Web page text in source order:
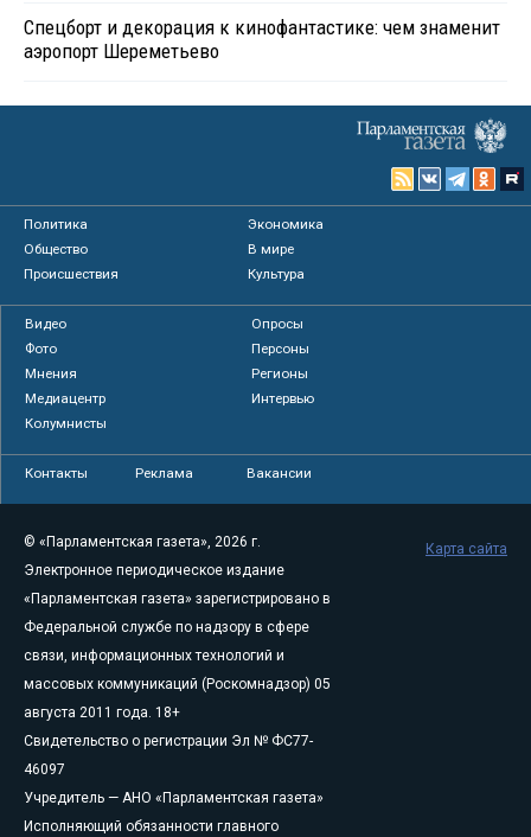
Спецборт и декорация к кинофантастике: чем знаменит
аэропорт Шереметьево
Политика
Экономика
Общество
В мире
Происшествия
Культура
Видео
Опросы
Фото
Персоны
Мнения
Регионы
Медиацентр
Интервью
Колумнисты
Контакты Реклама Вакансии
© «Парламентская газета», 2026 г.
Электронное периодическое издание
«Парламентская газета» зарегистрировано в
Федеральной службе по надзору в сфере
связи, информационных технологий и
массовых коммуникаций (Роскомнадзор) 05
августа 2011 года. 18+
Свидетельство о регистрации Эл № ФС77-
46097
Учредитель — АНО «Парламентская газета»
Исполняющий обязанности главного
Карта сайта